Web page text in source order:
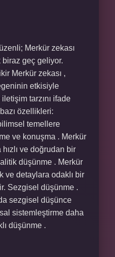
Merkür zekası
biraz geç geliyor.
Merkür zekası ,
etkisiyle
tarzını ifade
özellikleri:
temellere
ve konuşma . Merkür
ve doğrudan bir
düşünme . Merkür
ve detaylara odaklı bir
Sezgisel düşünme .
sezgisel düşünce
sistemleştirme daha
düşünme .